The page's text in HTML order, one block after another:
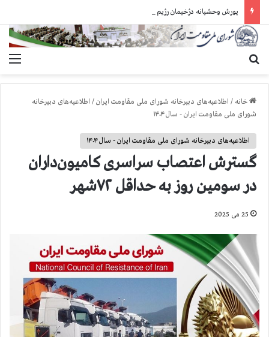
خانه / اطلاعیه‌های دبیرخانه شورای ملی مقاومت ایران/ اطلاعیه‌های دبیرخانه
شورای ملی مقاومت ایران - سال ۱۴۰۴
اطلاعیه‌های دبیرخانه شورای ملی مقاومت ایران - سال ۱۴۰۴
گسترش اعتصاب سراسری کامیون‌داران
در سومین روز به حداقل ۷۲شهر
25 می 2025